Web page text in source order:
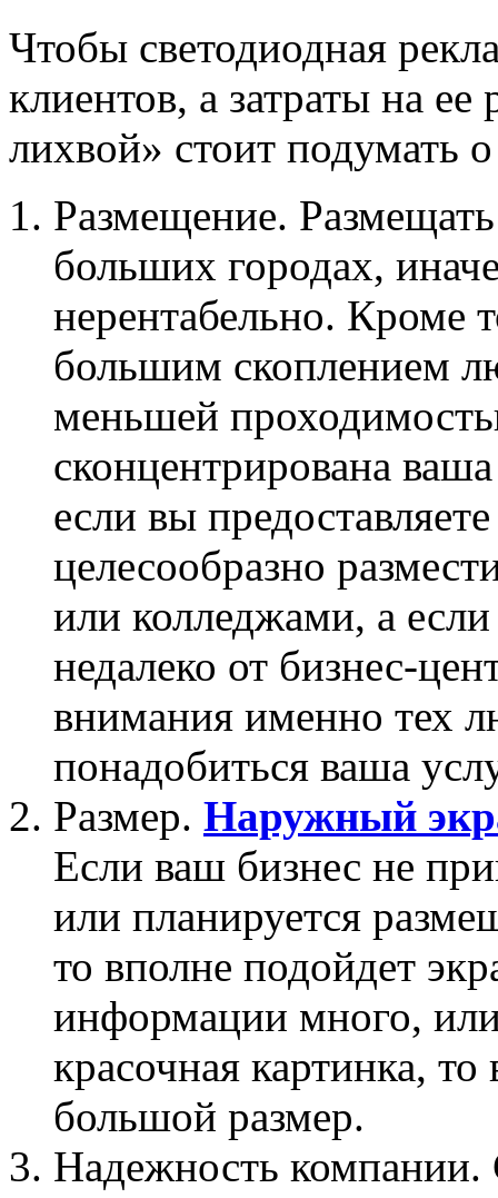
Чтобы светодиодная
клиентов, а затраты на
лихвой» стоит подумать
Размещение.
больших городах,
нерентабельно. Кроме
большим скоплением
меньшей
сконцентрирована
если вы
целесообразно
или колледжами, а
недалеко от бизнес-
внимания именно тех
понадобиться ваша
Размер. Наружный
Если ваш бизнес не
или планируется
то вполне подойдет
информации много,
красочная картинка,
большой размер.
Надежность компании.